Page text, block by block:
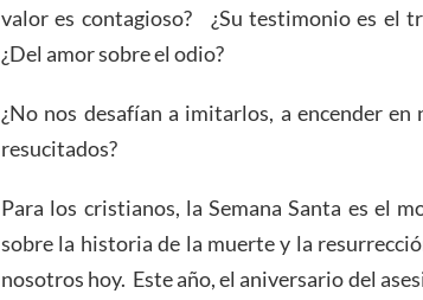
valor es contagioso? ¿Su testimonio es el
¿Del amor sobre el odio?
¿No nos desafían a imitarlos, a encender
resucitados?
Para los cristianos, la Semana Santa es el
sobre la historia de la muerte y la
nosotros hoy. Este año, el aniversario del